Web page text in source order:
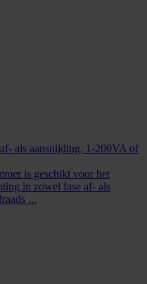
als aansnijding, 1-200VA of
is geschikt voor het
in zowel fase af- als
...